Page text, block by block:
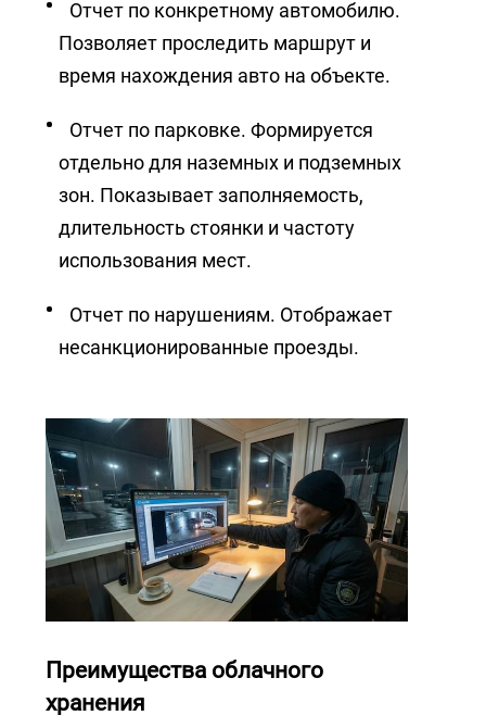
Отчет по конкретному автомобилю.
Позволяет проследить маршрут и
время нахождения авто на объекте.
Отчет по парковке. Формируется
отдельно для наземных и подземных
зон. Показывает заполняемость,
длительность стоянки и частоту
использования мест.
Отчет по нарушениям. Отображает
несанкционированные проезды.
Преимущества облачного
хранения